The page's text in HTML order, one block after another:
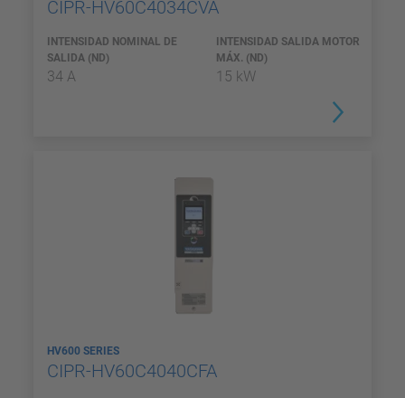
CIPR-HV60C4034CVA
INTENSIDAD NOMINAL DE
SALIDA (ND)
34 A
INTENSIDAD SALIDA MOTOR
MÁX. (ND)
15 kW
HV600 SERIES
CIPR-HV60C4040CFA